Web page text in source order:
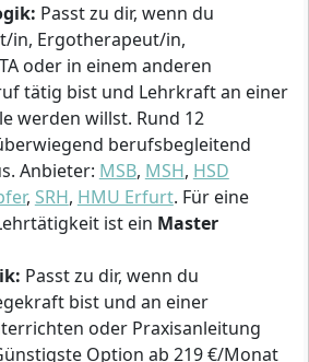
Passt zu dir, wenn du
in, Ergotherapeut/in,
oder in einem anderen
tätig bist und Lehrkraft an einer
werden willst. Rund 12
berufsbegleitend
Anbieter: MSB, MSH, HSD
, SRH, HMU Erfurt. Für eine
ist ein Master
Passt zu dir, wenn du
bist und an einer
oder Praxisanleitung
Option ab 219 €/Monat